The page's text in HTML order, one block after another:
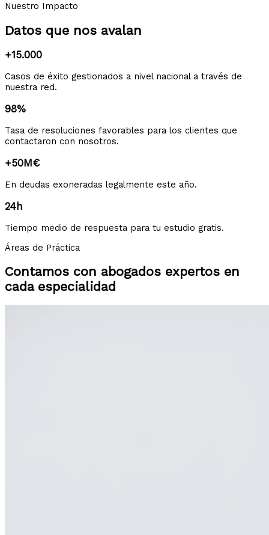
Nuestro Impacto
Datos que nos avalan
+15.000
Casos de éxito gestionados a nivel nacional a través de
nuestra red.
98%
Tasa de resoluciones favorables para los clientes que
contactaron con nosotros.
+50M€
En deudas exoneradas legalmente este año.
24h
Tiempo medio de respuesta para tu estudio gratis.
Áreas de Práctica
Contamos con abogados expertos en
cada especialidad